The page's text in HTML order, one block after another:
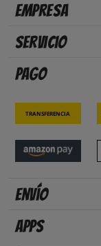
Empresa
Servicio
Pago
Transferencia
Envío
Apps